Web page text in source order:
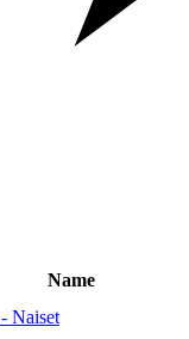
Name
Naiset